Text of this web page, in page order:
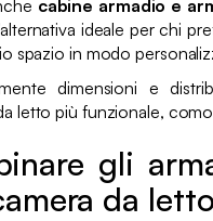
cabine armadio e
ideale per chi
spazio in modo
dimensioni e
letto più funzionale,
gli
da letto